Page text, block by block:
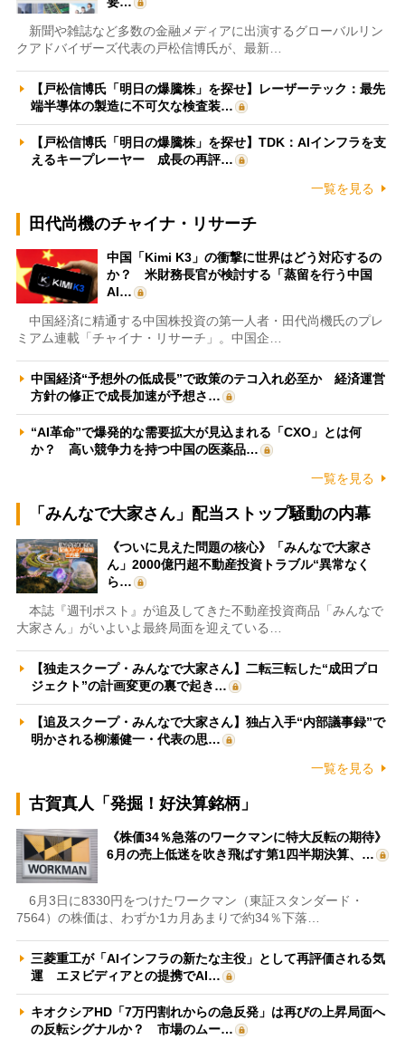
新聞や雑誌など多数の金融メディアに出演するグローバルリン
クアドバイザーズ代表の戸松信博氏が、最新…
【戸松信博氏「明日の爆騰株」を探せ】レーザーテック：最先
端半導体の製造に不可欠な検査装…
【戸松信博氏「明日の爆騰株」を探せ】TDK：AIインフラを支
えるキープレーヤー 成長の再評…
一覧を見る
田代尚機のチャイナ・リサーチ
中国「Kimi K3」の衝撃に世界はどう対応するの
か？ 米財務長官が検討する「蒸留を行う中国
AI…
中国経済に精通する中国株投資の第一人者・田代尚機氏のプレ
ミアム連載「チャイナ・リサーチ」。中国企…
中国経済“予想外の低成長”で政策のテコ入れ必至か 経済運営
方針の修正で成長加速が予想さ…
“AI革命”で爆発的な需要拡大が見込まれる「CXO」とは何
か？ 高い競争力を持つ中国の医薬品…
一覧を見る
「みんなで大家さん」配当ストップ騒動の内幕
《ついに見えた問題の核心》「みんなで大家さ
ん」2000億円超不動産投資トラブル“異常なく
ら…
本誌『週刊ポスト』が追及してきた不動産投資商品「みんなで
大家さん」がいよいよ最終局面を迎えている…
【独走スクープ・みんなで大家さん】二転三転した“成田プロ
ジェクト”の計画変更の裏で起き…
【追及スクープ・みんなで大家さん】独占入手“内部議事録”で
明かされる柳瀬健一・代表の思…
一覧を見る
古賀真人「発掘！好決算銘柄」
《株価34％急落のワークマンに特大反転の期待》
6月の売上低迷を吹き飛ばす第1四半期決算、…
6月3日に8330円をつけたワークマン（東証スタンダード・
7564）の株価は、わずか1カ月あまりで約34％下落…
三菱重工が「AIインフラの新たな主役」として再評価される気
運 エヌビディアとの提携でAI…
キオクシアHD「7万円割れからの急反発」は再びの上昇局面へ
の反転シグナルか？ 市場のムー…